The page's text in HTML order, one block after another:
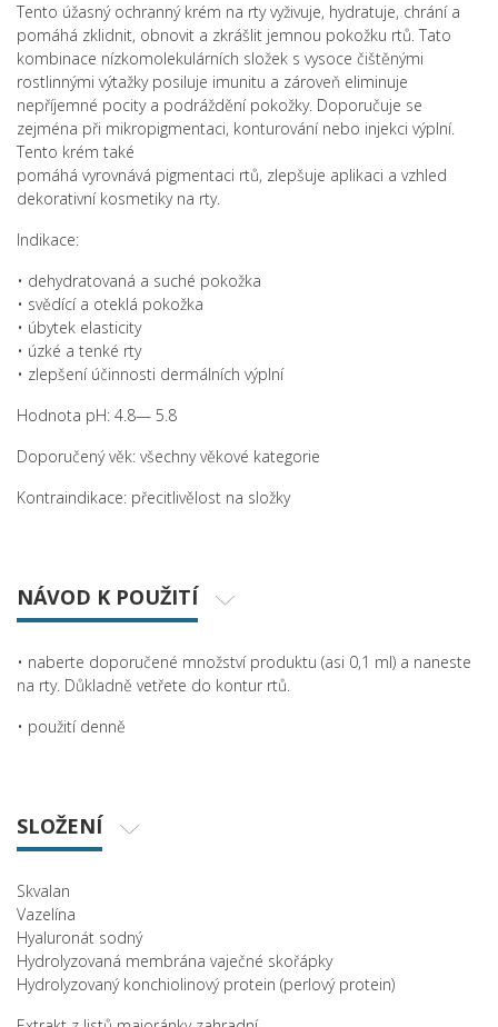
Tento úžasný ochranný krém na rty vyživuje, hydratuje, chrání a
pomáhá zklidnit, obnovit a zkrášlit jemnou pokožku rtů. Tato
kombinace nízkomolekulárních složek s vysoce čištěnými
rostlinnými výtažky posiluje imunitu a zároveň eliminuje
nepříjemné pocity a podráždění pokožky. Doporučuje se
zejména při mikropigmentaci, konturování nebo injekci výplní.
Tento krém také
pomáhá vyrovnává pigmentaci rtů, zlepšuje aplikaci a vzhled
dekorativní kosmetiky na rty.
Indikace:
• dehydratovaná a suché pokožka
• svědící a oteklá pokožka
• úbytek elasticity
• úzké a tenké rty
• zlepšení účinnosti dermálních výplní
Hodnota pH: 4.8— 5.8
Doporučený věk: všechny věkové kategorie
Kontraindikace: přecitlivělost na složky
NÁVOD K POUŽITÍ
• naberte doporučené množství produktu (asi 0,1 ml) a naneste
na rty. Důkladně vetřete do kontur rtů.
• použití denně
SLOŽENÍ
Skvalan
Vazelína
Hyaluronát sodný
Hydrolyzovaná membrána vaječné skořápky
Hydrolyzovaný konchiolinový protein (perlový protein)